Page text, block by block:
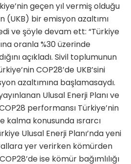
geçen yıl vermiş olduğu
(UKB) bir emisyon azaltımı
ve şöyle devam ett: “Türkiye
oranla %30 üzerinde
açıkladı. Sivil toplumunun
COP28’de UKB’sini
azaltımına başlamasaydı.
Ulusal Enerji Planı ve
performansı Türkiye’nin
kalma konusunda ısrarcı
Ulusal Enerji Planı’nda yeni
yer verirken kömürden
ise kömür bağımlılığı